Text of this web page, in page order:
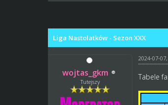
Liga Nastolatków - Sezon XXX
wojtas_gkm
Tutejszy
2024-07-
Tabele